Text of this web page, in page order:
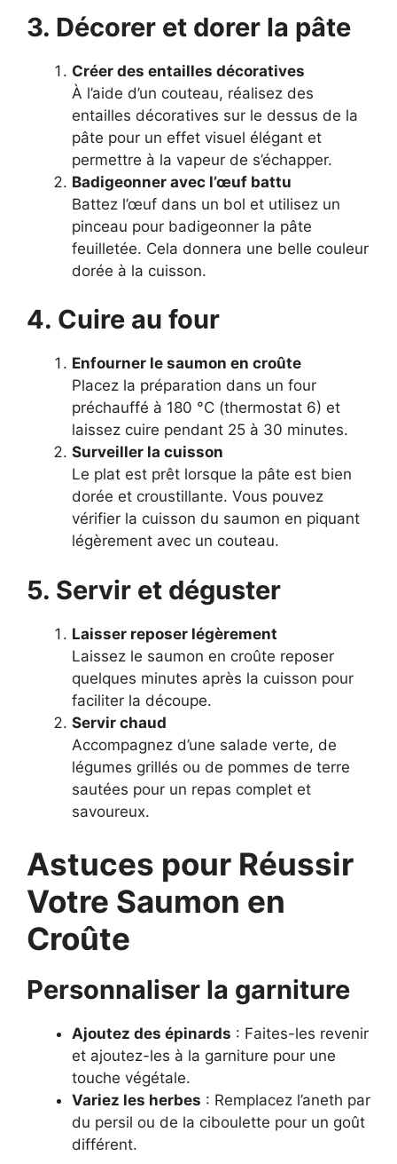
3. Décorer et dorer la pâte
Créer des entailles décoratives
À l’aide d’un couteau, réalisez des
entailles décoratives sur le dessus de la
pâte pour un effet visuel élégant et
permettre à la vapeur de s’échapper.
Badigeonner avec l’œuf battu
Battez l’œuf dans un bol et utilisez un
pinceau pour badigeonner la pâte
feuilletée. Cela donnera une belle couleur
dorée à la cuisson.
4. Cuire au four
Enfourner le saumon en croûte
Placez la préparation dans un four
préchauffé à 180 °C (thermostat 6) et
laissez cuire pendant 25 à 30 minutes.
Surveiller la cuisson
Le plat est prêt lorsque la pâte est bien
dorée et croustillante. Vous pouvez
vérifier la cuisson du saumon en piquant
légèrement avec un couteau.
5. Servir et déguster
Laisser reposer légèrement
Laissez le saumon en croûte reposer
quelques minutes après la cuisson pour
faciliter la découpe.
Servir chaud
Accompagnez d’une salade verte, de
légumes grillés ou de pommes de terre
sautées pour un repas complet et
savoureux.
Astuces pour Réussir
Votre Saumon en
Croûte
Personnaliser la garniture
Ajoutez des épinards : Faites-les revenir
et ajoutez-les à la garniture pour une
touche végétale.
Variez les herbes : Remplacez l’aneth par
du persil ou de la ciboulette pour un goût
différent.